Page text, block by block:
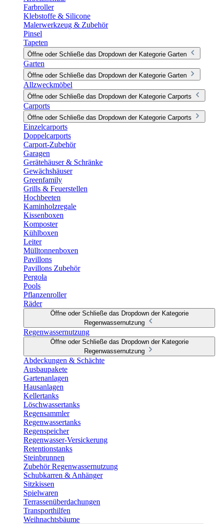
Farbroller
Klebstoffe & Silicone
Malerwerkzeug & Zubehör
Pinsel
Tapeten
Öffne oder Schließe das Dropdown der Kategorie Garten
Garten
Öffne oder Schließe das Dropdown der Kategorie Garten
Allzweckmöbel
Öffne oder Schließe das Dropdown der Kategorie Carports
Carports
Öffne oder Schließe das Dropdown der Kategorie Carports
Einzelcarports
Doppelcarports
Carport-Zubehör
Garagen
Gerätehäuser & Schränke
Gewächshäuser
Greenfamily
Grills & Feuerstellen
Hochbeeten
Kaminholzregale
Kissenboxen
Komposter
Kühlboxen
Leiter
Mülltonnenboxen
Pavillons
Pavillons Zubehör
Pergola
Pools
Pflanzenroller
Räder
Öffne oder Schließe das Dropdown der Kategorie
Regenwassernutzung
Regenwassernutzung
Öffne oder Schließe das Dropdown der Kategorie
Regenwassernutzung
Abdeckungen & Schächte
Ausbaupakete
Gartenanlagen
Hausanlagen
Kellertanks
Löschwassertanks
Regensammler
Regenwassertanks
Regenspeicher
Regenwasser-Versickerung
Retentionstanks
Steinbrunnen
Zubehör Regenwassernutzung
Schubkarren & Anhänger
Sitzkissen
Spielwaren
Terrassenüberdachungen
Transporthilfen
Weihnachtsbäume